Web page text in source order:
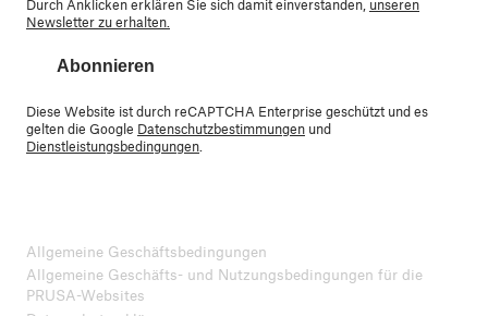
Durch Anklicken erklären Sie sich damit einverstanden, unseren
Newsletter zu erhalten.
Abonnieren
Diese Website ist durch reCAPTCHA Enterprise geschützt und es
gelten die Google Datenschutzbestimmungen und
Dienstleistungsbedingungen
Allgemeine Geschäftsbedingungen
Allgemeine Geschäfts- und Nutzungsbedingungen für die
PRUSA-Websites